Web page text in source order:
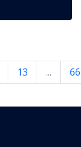
13 ... 66